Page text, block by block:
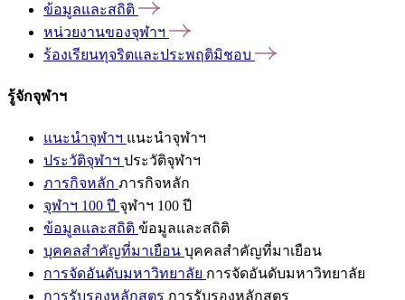
ข้อมูลและสถิติ
หน่วยงานของจุฬาฯ
ร้องเรียนทุจริตและประพฤติมิชอบ
รู้จักจุฬาฯ
แนะนำจุฬาฯ แนะนำจุฬาฯ
ประวัติจุฬาฯ ประวัติจุฬาฯ
ภารกิจหลัก ภารกิจหลัก
จุฬาฯ 100 ปี จุฬาฯ 100 ปี
ข้อมูลและสถิติ ข้อมูลและสถิติ
บุคคลสำคัญที่มาเยือน บุคคลสำคัญที่มาเยือน
การจัดอันดับมหาวิทยาลัย การจัดอันดับมหาวิทยาลัย
การรับรองหลักสูตร การรับรองหลักสูตร